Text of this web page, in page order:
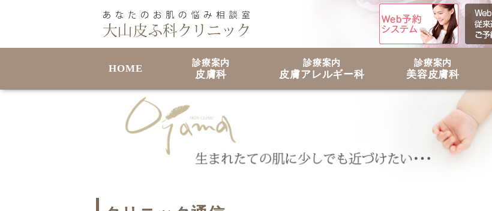
HOME 診療案内
皮膚科
診療案内
皮膚アレルギー科
診療案内
美容皮膚科